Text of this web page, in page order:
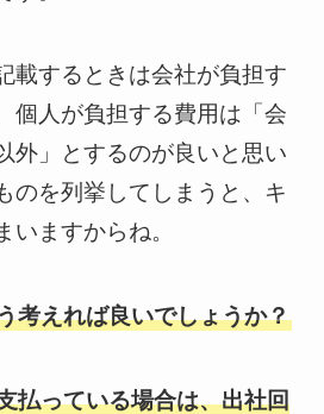
載するときは会社が負担す
個人が負担する費用は「会
外」とするのが良いと思い
のを列挙してしまうと、キ
いますからね。
考えれば良いでしょうか？
払っている場合は、出社回